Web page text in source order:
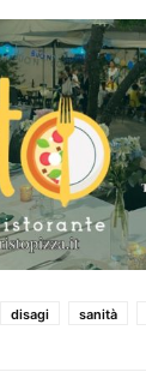
disagi sanità